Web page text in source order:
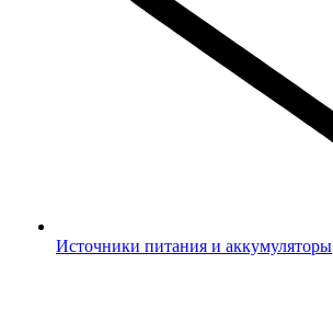
Источники питания и аккумуляторы